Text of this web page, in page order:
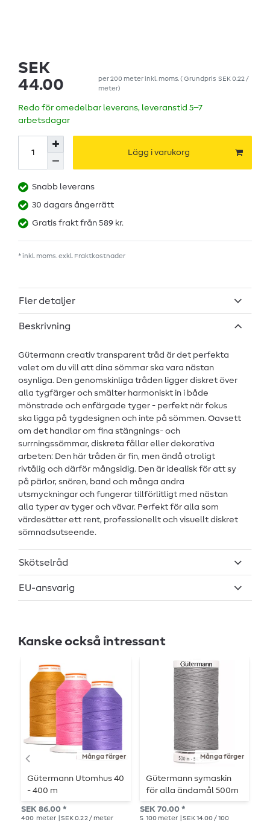
SEK
44.00
per200 meter inkl. moms.(GrundprisSEK 0.22 /
meter)
Redo för omedelbar leverans, leveranstid 5–7
arbetsdagar
Lägg i varukorg
Snabb leverans
30 dagars ångerrätt
Gratis frakt från 589 kr.
* inkl. moms. exkl. Fraktkostnader
Fler detaljer
Beskrivning
Gütermann creativ transparent tråd är det perfekta
valet om du vill att dina sömmar ska vara nästan
osynliga. Den genomskinliga tråden ligger diskret över
alla tygfärger och smälter harmoniskt in i både
mönstrade och enfärgade tyger - perfekt när fokus
ska ligga på tygdesignen och inte på sömmen. Oavsett
om det handlar om fina stängnings- och
surrningssömmar, diskreta fållar eller dekorativa
arbeten: Den här tråden är fin, men ändå otroligt
rivtålig och därför mångsidig. Den är idealisk för att sy
på pärlor, snören, band och många andra
utsmyckningar och fungerar tillförlitligt med nästan
alla typer av tyger och vävar. Perfekt för alla som
värdesätter ett rent, professionellt och visuellt diskret
sömnadsutseende.
Skötselråd
EU-ansvarig
Kanske också intressant
Många färger
Gütermann Utomhus 40
- 400 m
SEK 86.00 *
400 meter | SEK 0.22 / meter
Många färger
Gütermann symaskin
för alla ändamål 500m
SEK 70.00 *
5 100 meter
| SEK 14.00 / 100